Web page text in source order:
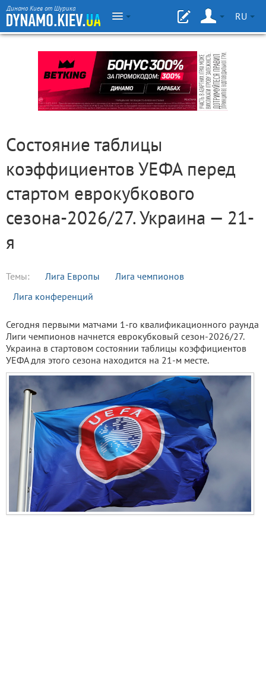
Динамо Киев от Шурика
RU
Состояние таблицы
коэффициентов УЕФА перед
стартом еврокубкового
сезона-2026/27. Украина — 21-
я
Темы: Лига Европы
Лига чемпионов
Лига конференций
Сегодня первыми матчами 1-го квалификационного раунда
Лиги чемпионов начнется еврокубковый сезон-2026/27.
Украина в стартовом состоянии таблицы коэффициентов
УЕФА для этого сезона находится на 21-м месте.